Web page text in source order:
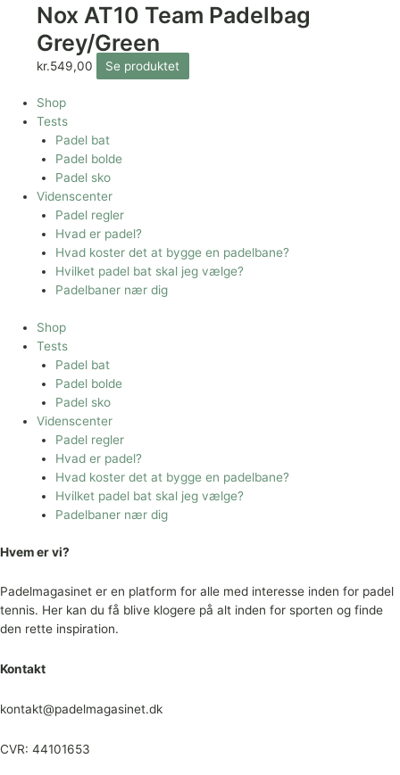
Nox AT10 Team Padelbag
Grey/Green
kr.549,00 Se produktet
Shop
Tests
Padel bat
Padel bolde
Padel sko
Videnscenter
Padel regler
Hvad er padel?
Hvad koster det at bygge en padelbane?
Hvilket padel bat skal jeg vælge?
Padelbaner nær dig
Shop
Tests
Padel bat
Padel bolde
Padel sko
Videnscenter
Padel regler
Hvad er padel?
Hvad koster det at bygge en padelbane?
Hvilket padel bat skal jeg vælge?
Padelbaner nær dig
Hvem er vi?
Padelmagasinet er en platform for alle med interesse inden for padel
tennis. Her kan du få blive klogere på alt inden for sporten og finde
den rette inspiration.
Kontakt
kontakt@padelmagasinet.dk
CVR: 44101653